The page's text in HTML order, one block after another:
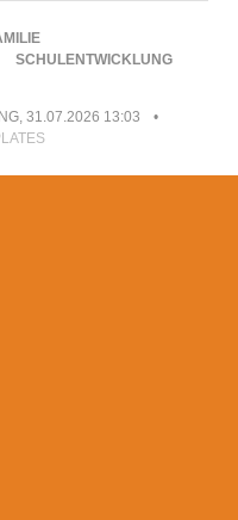
SCHULENTWICKLUNG
31.07.2026 13:03